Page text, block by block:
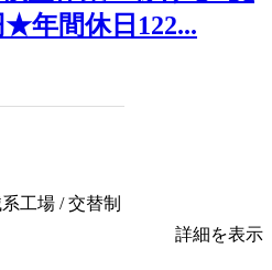
年間休日122...
工場 / 交替制
詳細を表示